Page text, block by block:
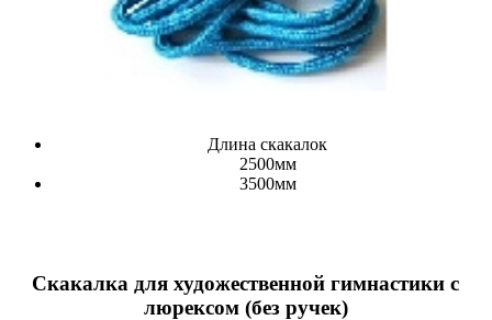
Длина скакалок
2500мм
3500мм
Скакалка для художественной гимнастики с
люрексом (без ручек)